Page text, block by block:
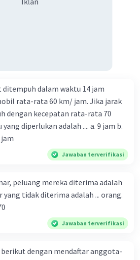
ditempuh dalam waktu 14 jam
rata-rata 60 km/ jam. Jika jarak
dengan kecepatan rata-rata 70
adalah .... a. 9 jam b.
d. 18 jam
Jawaban terverifikasi
peluang mereka diterima adalah
yang tidak diterima adalah ... orang.
Jawaban terverifikasi
dengan mendaftar anggota-